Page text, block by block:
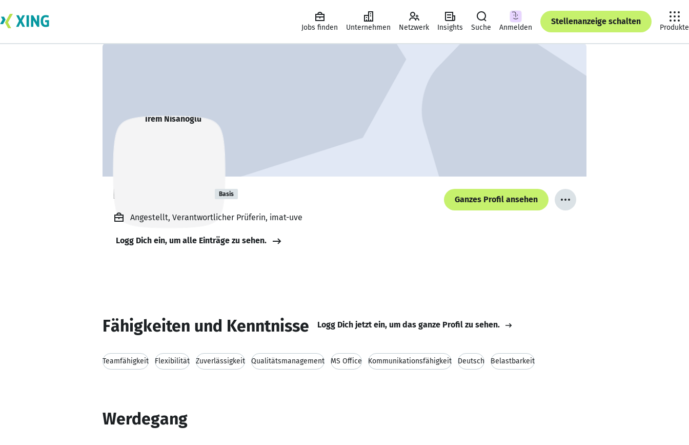
Jobs finden Unternehmen Netzwerk Insights Suche Anmelden
Stellenanzeige schalten
Produkte
Irem Nisanoglu Basis
Ganzes Profil ansehen
Angestellt, Verantwortlicher Prüferin, imat-uve
Logg Dich ein, um alle Einträge zu sehen.
Fähigkeiten und Kenntnisse Logg Dich jetzt ein, um das ganze Profil zu sehen.
Teamfähigkeit Flexibilität Zuverlässigkeit Qualitätsmanagement MS Office Kommunikationsfähigkeit Deutsch Belastbarkeit
Werdegang